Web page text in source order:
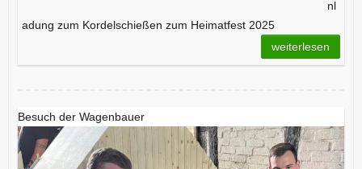
nl
adung zum Kordelschießen zum Heimatfest 2025
weiterlesen
Besuch der Wagenbauer